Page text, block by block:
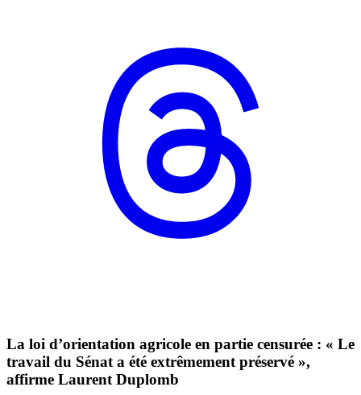
La loi d’orientation agricole en partie censurée : « Le
travail du Sénat a été extrêmement préservé »,
affirme Laurent Duplomb